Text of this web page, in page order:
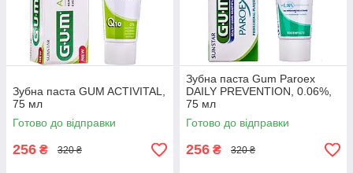
Зубна паста GUM ACTIVITAL,
75 мл
Готово до відправки
256 ₴ 320 ₴
Зубна паста Gum Paroex
DAILY PREVENTION, 0.06%,
75 мл
Готово до відправки
256 ₴ 320 ₴